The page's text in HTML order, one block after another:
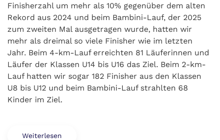
Finisherzahl um mehr als 10% gegenüber dem alten
Rekord aus 2024 und beim Bambini-Lauf, der 2025
zum zweiten Mal ausgetragen wurde, hatten wir
mehr als dreimal so viele Finisher wie im letzten
Jahr. Beim 4-km-Lauf erreichten 81 Läuferinnen und
Läufer der Klassen U14 bis U16 das Ziel. Beim 2-km-
Lauf hatten wir sogar 182 Finisher aus den Klassen
U8 bis U12 und beim Bambini-Lauf strahlten 68
Kinder im Ziel.
Weiterlesen